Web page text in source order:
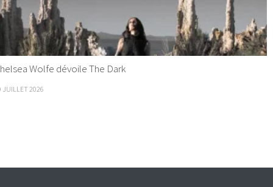
Wolfe dévoile The Dark
JUILLET 2026